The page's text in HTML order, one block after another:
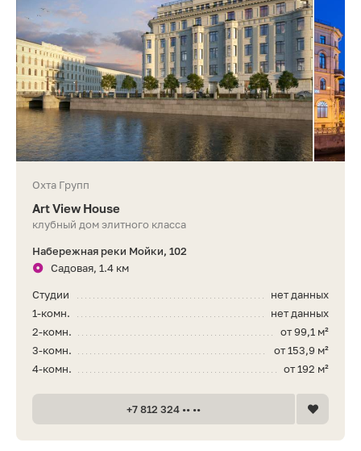
Охта Групп
Art View House
клубный дом элитного класса
Набережная реки Мойки, 102
Садовая, 1.4 км
нет данных
Студии
нет данных
1-комн.
от 99,1 м²
2-комн.
от 153,9 м²
3-комн.
от 192 м²
4-комн.
+7 812 324 •• ••